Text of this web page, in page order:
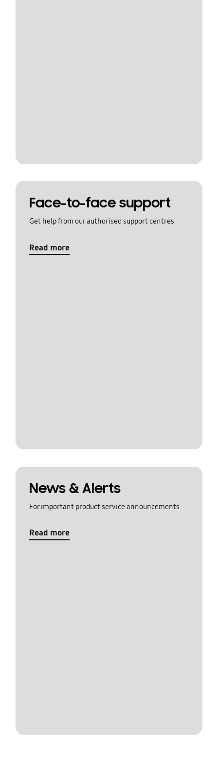
Face-to-face support
Get help from our authorised support centres
Read more
News & Alerts
For important product service announcements
Read more